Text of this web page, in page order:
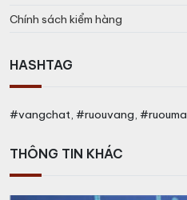
Chính sách kiểm hàng
HASHTAG
#vangchat, #ruouvang,
THÔNG TIN KHÁC